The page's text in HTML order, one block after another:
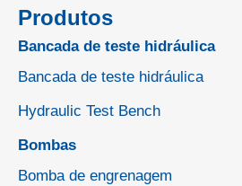
Produtos
Bancada de teste hidráulica
Bancada de teste hidráulica
Hydraulic Test Bench
Bombas
Bomba de engrenagem